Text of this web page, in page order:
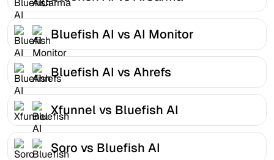
Bluefish AI vs AI Monitor
Bluefish AI vs Ahrefs
Xfunnel vs Bluefish AI
Soro vs Bluefish AI